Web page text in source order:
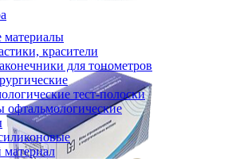
материалы
красители
для тонометров
тест-полоски
офтальмологические